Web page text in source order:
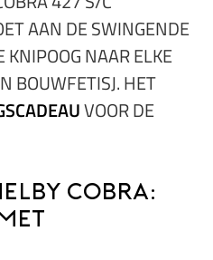
AAN DE SWINGENDE
KNIPOOG NAAR ELKE
BOUWFETISJ. HET
VOOR DE
Cobra: